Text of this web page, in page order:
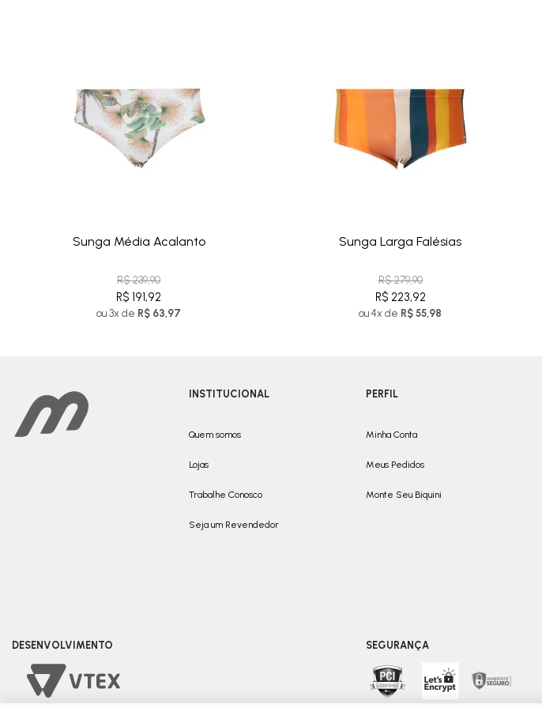
Sunga Média Acalanto
R$ 239,90
R$ 191,92
ou 3x de R$ 63,97
Sunga Larga Falésias
R$ 279,90
R$ 223,92
ou 4x de R$ 55,98
INSTITUCIONAL
Quem somos
Lojas
Trabalhe Conosco
Seja um Revendedor
PERFIL
Minha Conta
Meus Pedidos
Monte Seu Biquini
DESENVOLVIMENTO SEGURANÇA